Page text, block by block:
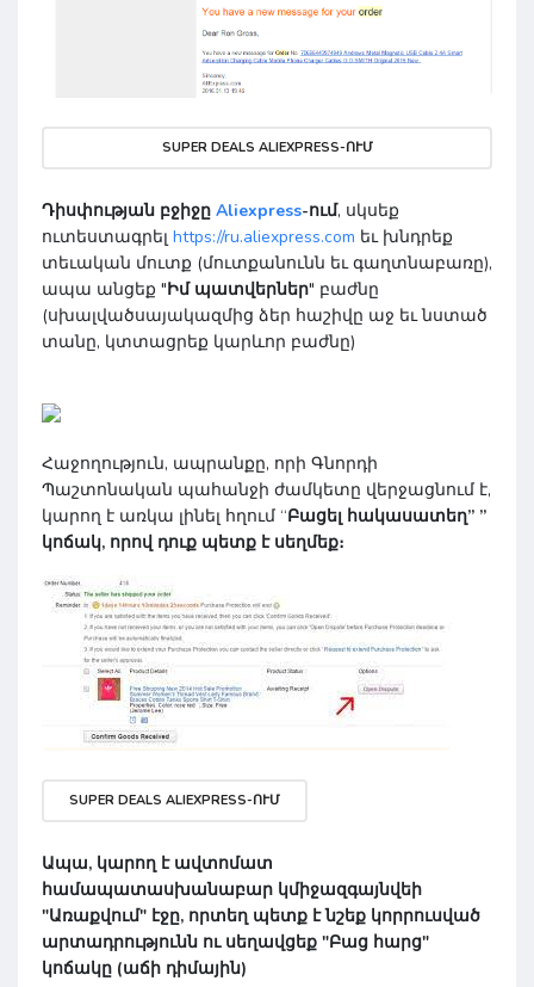
SUPER DEALS ALIEXPRESS-ՈՒՄ
Դիսփության բջիջը Aliexpress-ում, սկսեք
ուտեստագրել https://ru.aliexpress.com եւ խնդրեք
տեւական մուտք (մուտքանունն եւ գաղտնաբառը),
ապա անցեք "Իմ պատվերներ" բաժնը
(սխալվածսայակազմից ձեր հաշիվը աջ եւ նստած
տանը, կտտացրեք կարևոր բաժնը)
Հաջողություն, ապրանքը, որի Գնորդի
Պաշտոնական պահանջի ժամկետը վերջացնում է,
կարող է առկա լինել հղում “Բացել հակասատեղ” ”
կոճակ, որով դուք պետք է սեղմեք։
SUPER DEALS ALIEXPRESS-ՈՒՄ
Ապա, կարող է ավտոմատ
համապատասխանաբար կմիջազգայնվեի
"Առաքվում" էջը, որտեղ պետք է նշեք կորրուսված
արտադրությունն ու սեղավցեք "Բաց հարց"
կոճակը (աճի դիմային)